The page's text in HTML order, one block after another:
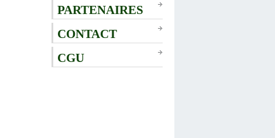
PARTENAIRES
CONTACT
CGU